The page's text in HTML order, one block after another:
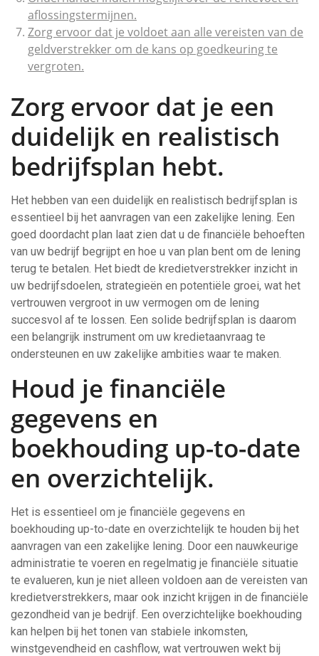
aflossingstermijnen.
Zorg ervoor dat je voldoet aan alle vereisten van de
geldverstrekker om de kans op goedkeuring te
vergroten.
Zorg ervoor dat je een
duidelijk en realistisch
bedrijfsplan hebt.
Het hebben van een duidelijk en realistisch bedrijfsplan is
essentieel bij het aanvragen van een zakelijke lening. Een
goed doordacht plan laat zien dat u de financiële behoeften
van uw bedrijf begrijpt en hoe u van plan bent om de lening
terug te betalen. Het biedt de kredietverstrekker inzicht in
uw bedrijfsdoelen, strategieën en potentiële groei, wat het
vertrouwen vergroot in uw vermogen om de lening
succesvol af te lossen. Een solide bedrijfsplan is daarom
een belangrijk instrument om uw kredietaanvraag te
ondersteunen en uw zakelijke ambities waar te maken.
Houd je financiële
gegevens en
boekhouding up-to-date
en overzichtelijk.
Het is essentieel om je financiële gegevens en
boekhouding up-to-date en overzichtelijk te houden bij het
aanvragen van een zakelijke lening. Door een nauwkeurige
administratie te voeren en regelmatig je financiële situatie
te evalueren, kun je niet alleen voldoen aan de vereisten van
kredietverstrekkers, maar ook inzicht krijgen in de financiële
gezondheid van je bedrijf. Een overzichtelijke boekhouding
kan helpen bij het tonen van stabiele inkomsten,
winstgevendheid en cashflow, wat vertrouwen wekt bij